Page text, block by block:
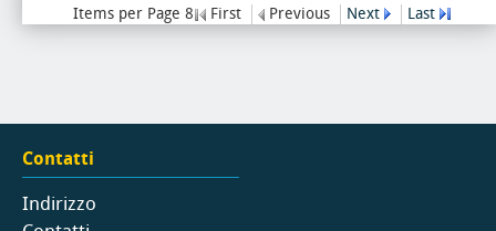
Items per Page 8
First Previous Next Last
Contatti
Indirizzo